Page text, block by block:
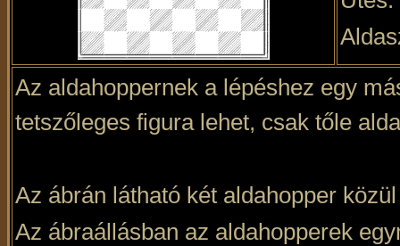
Az aldahoppernek a lépéshez egy
tetszőleges figura lehet, csak tőle
Az ábrán látható két aldahopper
Az ábraállásban az aldahopperek